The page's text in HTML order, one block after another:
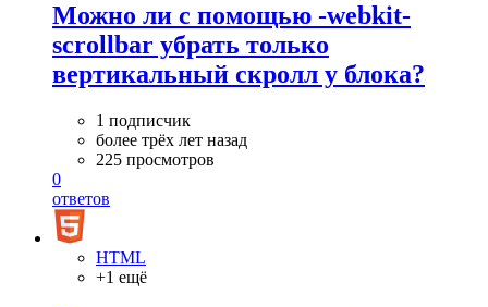
Можно ли с помощью -webkit-
scrollbar убрать только
вертикальный скролл у блока?
1 подписчик
более трёх лет назад
225 просмотров
0
ответов
HTML
+1 ещё